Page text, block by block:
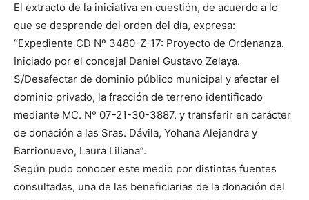
El extracto de la iniciativa en cuestión, de acuerdo a lo
que se desprende del orden del día, expresa:
“Expediente CD Nº 3480-Z-17: Proyecto de Ordenanza.
Iniciado por el concejal Daniel Gustavo Zelaya.
S/Desafectar de dominio público municipal y afectar el
dominio privado, la fracción de terreno identificado
mediante MC. Nº 07-21-30-3887, y transferir en carácter
de donación a las Sras. Dávila, Yohana Alejandra y
Barrionuevo, Laura Liliana”.
Según pudo conocer este medio por distintas fuentes
consultadas, una de las beneficiarias de la donación del